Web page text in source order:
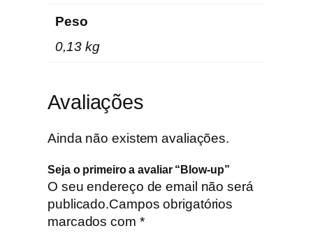
Peso
0,13 kg
Avaliações
Ainda não existem avaliações.
Seja o primeiro a avaliar “Blow-up”
O seu endereço de email não será
publicado.Campos obrigatórios
marcados com *